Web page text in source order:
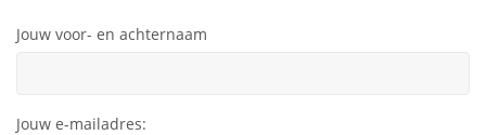
Jouw voor- en achternaam
Jouw e-mailadres: